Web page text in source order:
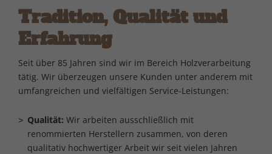
Tradition, Qualität und
Erfahrung
Seit über 85 Jahren sind wir im Bereich Holzverarbeitung
tätig. Wir überzeugen unsere Kunden unter anderem mit
umfangreichen und vielfältigen Service-Leistungen:
Qualität: Wir arbeiten ausschließlich mit
renommierten Herstellern zusammen, von deren
qualitativ hochwertiger Arbeit wir seit vielen Jahren